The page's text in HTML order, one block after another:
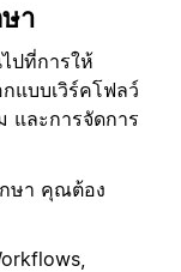
า
ปที่การให้
แบบเวิร์คโฟลว์
และการจัดการ
ษา คุณต้อง